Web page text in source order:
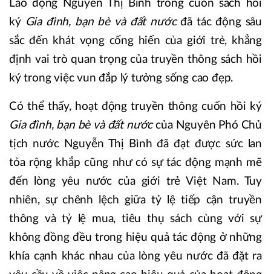
Lao động Nguyễn Thị Bình trong cuốn sách hồi
ký Gia đình, bạn bè và đất nướcđã tác động sâu
sắc đến khát vọng cống hiến của giới trẻ, khẳng
định vai trò quan trọng của truyền thông sách hồi
ký trong việc vun đắp lý tưởng sống cao đẹp.
Có thể thấy, hoạt động truyền thông cuốn hồi ký
Gia đình, bạn bè và đất nướccủa Nguyên Phó Chủ
tịch nước Nguyễn Thị Bình đã đạt được sức lan
tỏa rộng khắp cũng như có sự tác động mạnh mẽ
đến lòng yêu nước của giới trẻ Việt Nam. Tuy
nhiên, sự chênh lệch giữa tỷ lệ tiếp cận truyền
thông và tỷ lệ mua, tiêu thụ sách cùng với sự
không đồng đều trong hiệu quả tác động ở những
khía cạnh khác nhau của lòng yêu nước đã đặt ra